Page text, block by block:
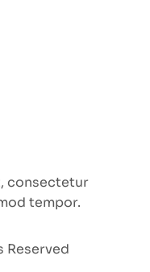
consectetur
tempor.
Reserved